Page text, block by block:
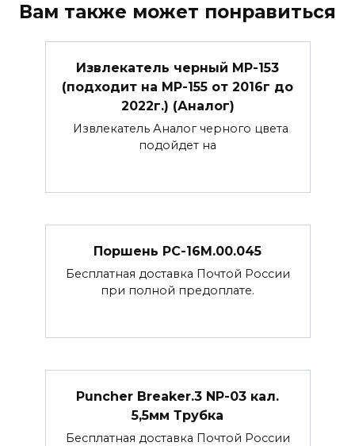
Вам также может понравиться
Извлекатель черный МР-153
(подходит на МР-155 от 2016г до
2022г.) (Аналог)
Извлекатель Аналог черного цвета
подойдет на
Поршень РС-16М.00.045
Бесплатная доставка Почтой России
при полной предоплате.
Puncher Breaker.3 NP-03 кал.
5,5мм Трубка
Бесплатная доставка Почтой России